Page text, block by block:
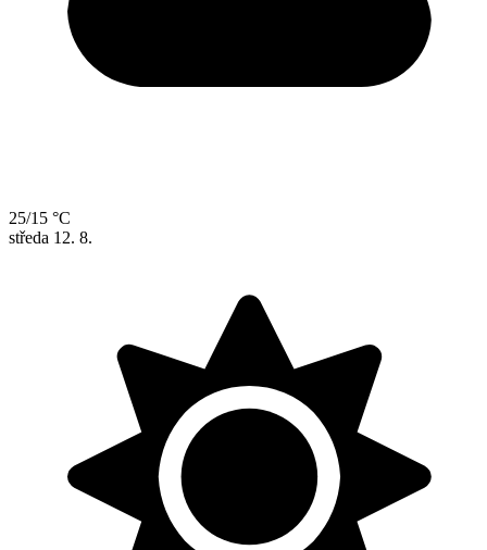
25/15 °C
středa 12. 8.